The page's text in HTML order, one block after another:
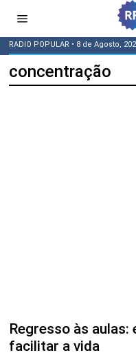
RADIO POPULAR • 8 de Agosto,
concentração
Regresso às
facilitar a vida